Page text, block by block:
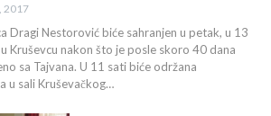
2017
Dragi Nestorović biće sahranjen u petak, u 13
Kruševcu nakon što je posle skoro 40 dana
sa Tajvana. U 11 sati biće održana
u sali Kruševačkog…